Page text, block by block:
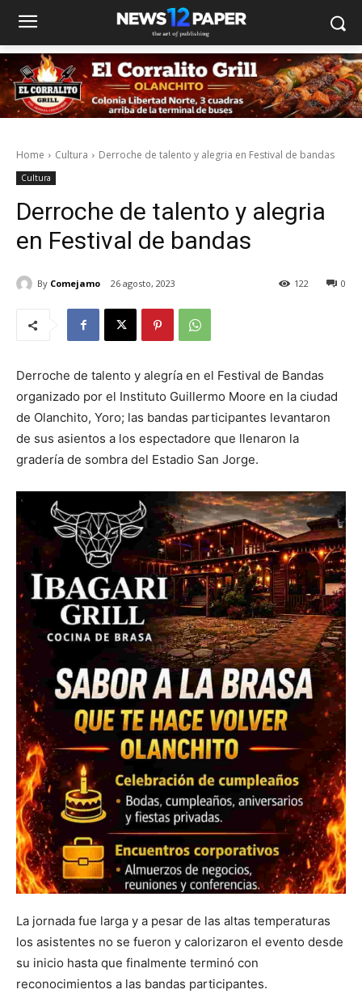
Home Cultura Derroche de talento y alegria en Festival de bandas
Cultura
Derroche de talento y alegria
en Festival de bandas
By Comejamo 26 agosto, 2023 0
122
Derroche de talento y alegría en el Festival de Bandas
organizado por el Instituto Guillermo Moore en la ciudad
de Olanchito, Yoro; las bandas participantes levantaron
de sus asientos a los espectadore que llenaron la
gradería de sombra del Estadio San Jorge.
La jornada fue larga y a pesar de las altas temperaturas
los asistentes no se fueron y calorizaron el evento desde
su inicio hasta que finalmente terminó con
reconocimientos a las bandas participantes.